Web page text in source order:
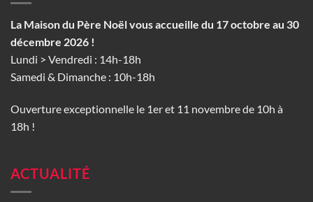
La Maison du Père Noël vous accueille du 17 octobre au 30
décembre 2026 !
Lundi > Vendredi : 14h-18h
Samedi & Dimanche : 10h-18h
Ouverture exceptionnelle le 1er et 11 novembre de 10h à
18h !
ACTUALITÉ